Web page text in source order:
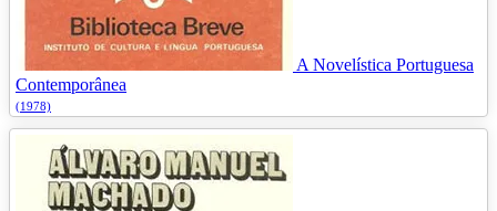
A Novelística Portuguesa
Contemporânea
(1978)